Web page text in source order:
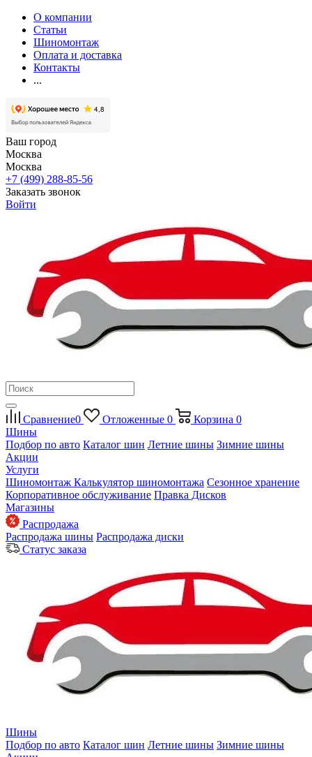
О компании
Статьи
Шиномонтаж
Оплата и доставка
Контакты
...
Ваш город
Москва
Москва
+7 (499) 288-85-56
Заказать звонок
Войти
Сравнение0 Отложенные 0 Корзина 0
Шины
Подбор по авто Каталог шин Летние шины Зимние шины
Акции
Услуги
Шиномонтаж Калькулятор шиномонтажа Сезонное хранение
Корпоративное обслуживание Правка Дисков
Магазины
Распродажа
Распродажа шины Распродажа диски
Статус заказа
Шины
Подбор по авто Каталог шин Летние шины Зимние шины